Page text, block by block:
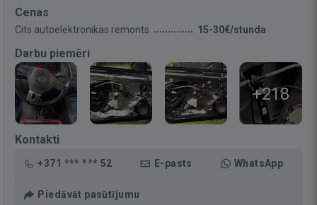
Cenas
Cits autoelektronikas remonts 15-30€/stunda
Darbu piemēri
+218
Kontakti
+371 *** *** 52 E-pasts WhatsApp
Piedāvāt pasūtījumu